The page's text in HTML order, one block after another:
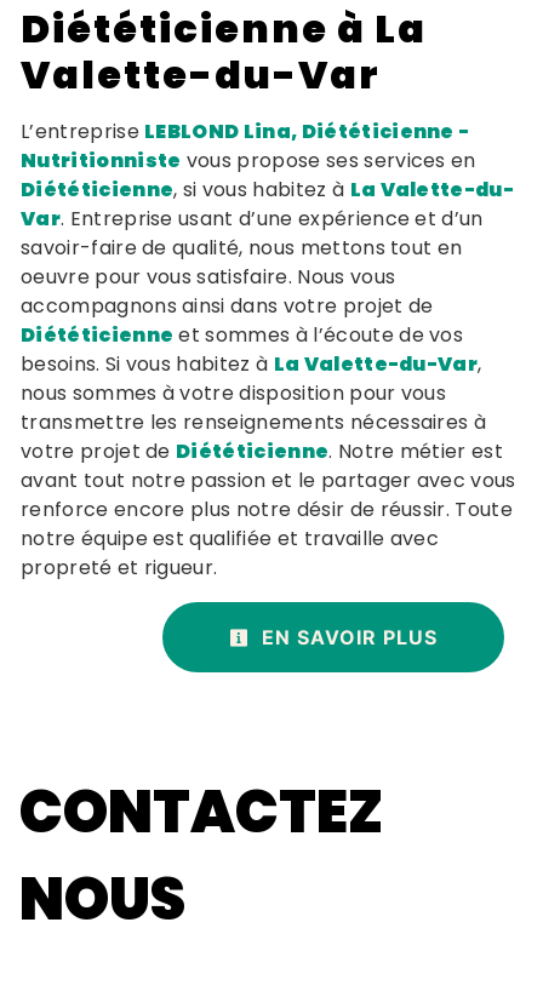
Diététicienne à La
Valette-du-Var
L’entreprise LEBLOND Lina, Diététicienne -
Nutritionniste vous propose ses services en
Diététicienne, si vous habitez à La Valette-du-
Var. Entreprise usant d’une expérience et d’un
savoir-faire de qualité, nous mettons tout en
oeuvre pour vous satisfaire. Nous vous
accompagnons ainsi dans votre projet de
Diététicienne et sommes à l’écoute de vos
besoins. Si vous habitez à La Valette-du-Var,
nous sommes à votre disposition pour vous
transmettre les renseignements nécessaires à
votre projet de Diététicienne. Notre métier est
avant tout notre passion et le partager avec vous
renforce encore plus notre désir de réussir. Toute
notre équipe est qualifiée et travaille avec
propreté et rigueur.
EN SAVOIR PLUS
CONTACTEZ
NOUS